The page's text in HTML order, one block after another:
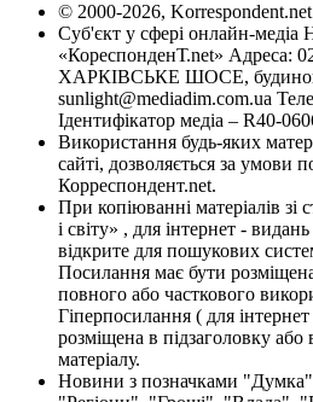
© 2000-2026, Korrespondent.net
Суб'єкт у сфері онлайн-медіа
«КореспонденТ.net» Адреса:
ХАРКІВСЬКЕ ШОСЕ, будинок
sunlight@mediadim.com.ua
Ідентифікатор медіа – R40-
Використання будь-яких
сайті, дозволяється за умови
Корреспондент.net.
При копіюванні матеріалів
і світу» , для інтернет -
відкрите для пошукових
Посилання має бути
повного або часткового
Гіперпосилання ( для
розміщена в підзаголовку або
матеріалу.
Новини з позначками